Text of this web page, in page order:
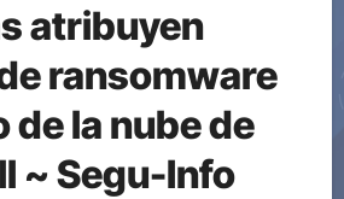
atribuyen
ransomware
de la nube de
~ Segu-Info